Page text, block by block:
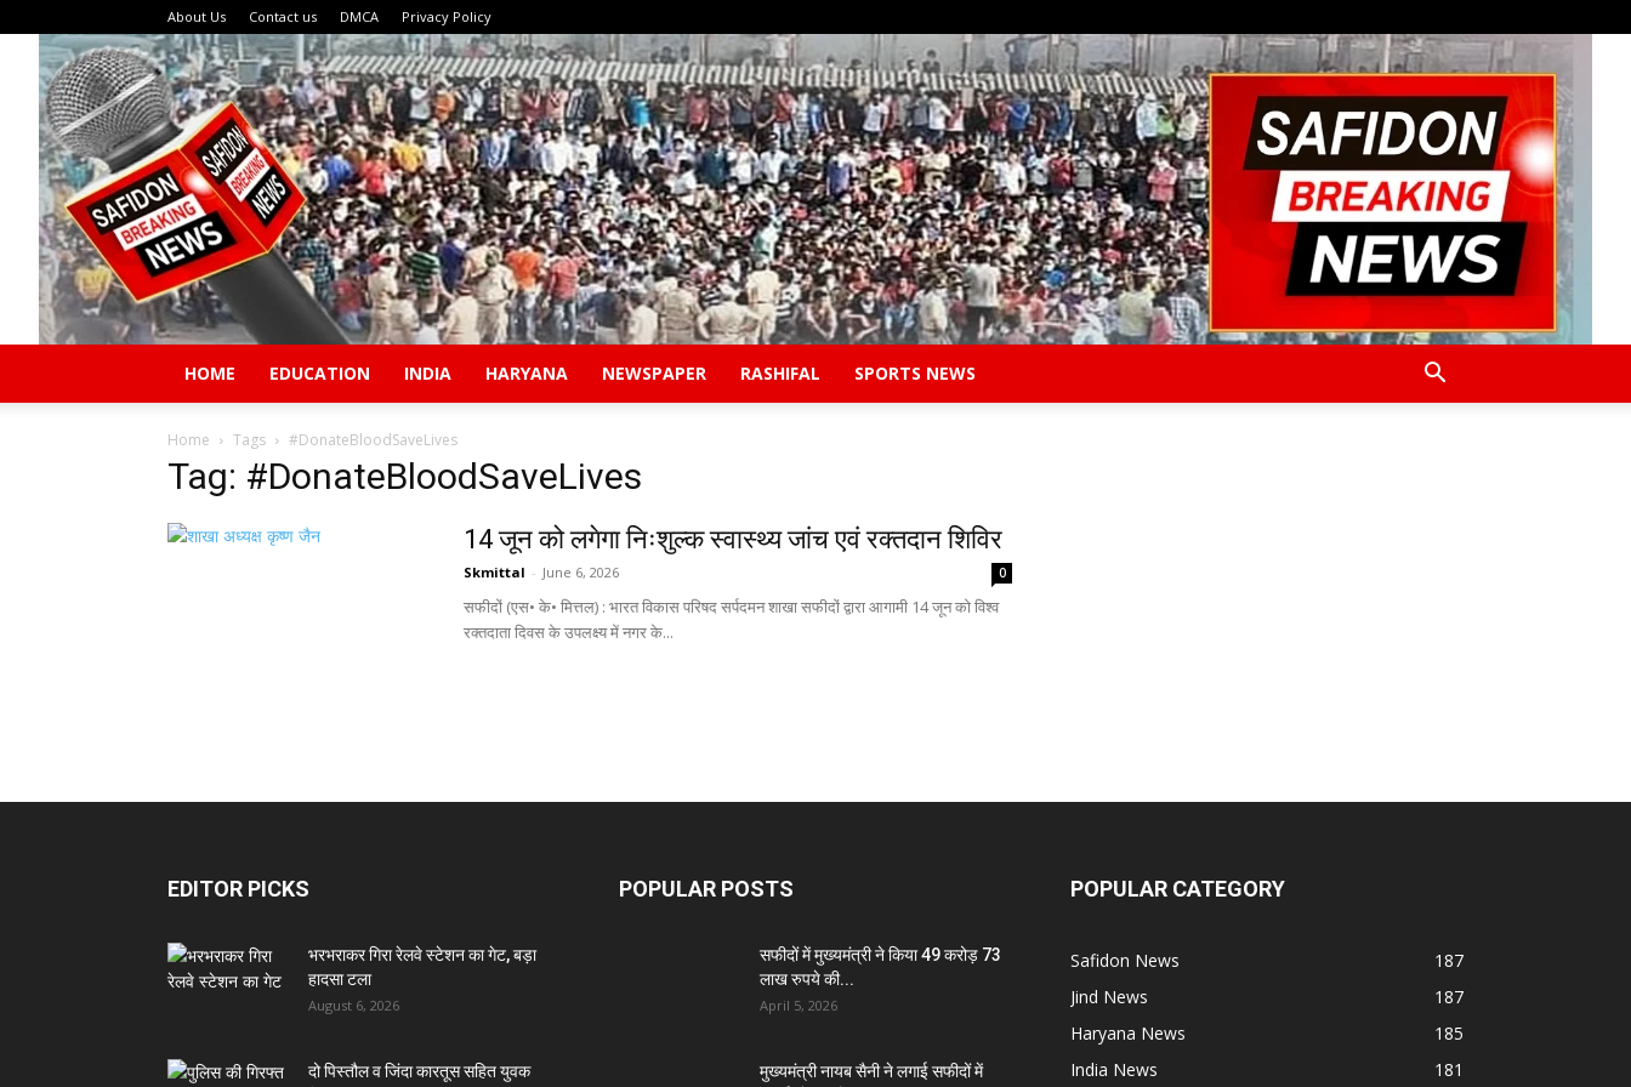
About Us Contact us DMCA Privacy Policy
HOME EDUCATION INDIA HARYANA NEWSPAPER RASHIFAL SPORTS NEWS
Home Tags #DonateBloodSaveLives
Tag: #DonateBloodSaveLives
14 जून को लगेगा निःशुल्क स्वास्थ्य जांच एवं रक्तदान शिविर
Skmittal - June 6, 2026 0
सफीदों (एस• के• मित्तल) : भारत विकास परिषद सर्पदमन शाखा सफीदों द्वारा आगामी 14 जून को विश्व
रक्तदाता दिवस के उपलक्ष्य में नगर के...
EDITOR PICKS
भरभराकर गिरा रेलवे स्टेशन का गेट, बड़ा
हादसा टला
August 6, 2026
दो पिस्तौल व जिंदा कारतूस सहित युवक
POPULAR POSTS
सफीदों में मुख्यमंत्री ने किया 49 करोड़ 73
लाख रुपये की...
April 5, 2026
मुख्यमंत्री नायब सैनी ने लगाई सफीदों में
POPULAR CATEGORY
Safidon News
187
Jind News
187
Haryana News
185
India News
181